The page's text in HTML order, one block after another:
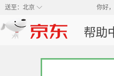
◇
送至： 北京 你好，